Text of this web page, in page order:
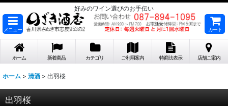
好みのワイン選びのお手伝い
メニュー カート
ホーム 新着商品 カテゴリ ご利用案内 特商法表示 店舗ご案内
ホーム > 清酒 > 出羽桜
出羽桜